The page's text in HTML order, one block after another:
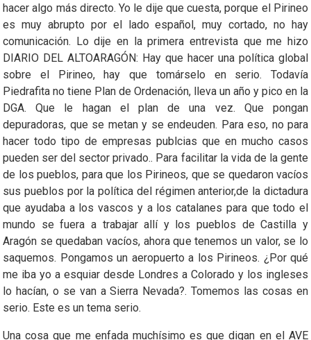
hacer algo más directo. Yo le dije que cuesta, porque el Pirineo
es muy abrupto por el lado español, muy cortado, no hay
comunicación. Lo dije en la primera entrevista que me hizo
DIARIO DEL ALTOARAGÓN: Hay que hacer una política global
sobre el Pirineo, hay que tomárselo en serio. Todavía
Piedrafita no tiene Plan de Ordenación, lleva un año y pico en la
DGA. Que le hagan el plan de una vez. Que pongan
depuradoras, que se metan y se endeuden. Para eso, no para
hacer todo tipo de empresas publcias que en mucho casos
pueden ser del sector privado.. Para facilitar la vida de la gente
de los pueblos, para que los Pirineos, que se quedaron vacíos
sus pueblos por la política del régimen anterior,de la dictadura
que ayudaba a los vascos y a los catalanes para que todo el
mundo se fuera a trabajar allí y los pueblos de Castilla y
Aragón se quedaban vacíos, ahora que tenemos un valor, se lo
saquemos. Pongamos un aeropuerto a los Pirineos. ¿Por qué
me iba yo a esquiar desde Londres a Colorado y los ingleses
lo hacían, o se van a Sierra Nevada?. Tomemos las cosas en
serio. Este es un tema serio.
Una cosa que me enfada muchísimo es que digan en el AVE